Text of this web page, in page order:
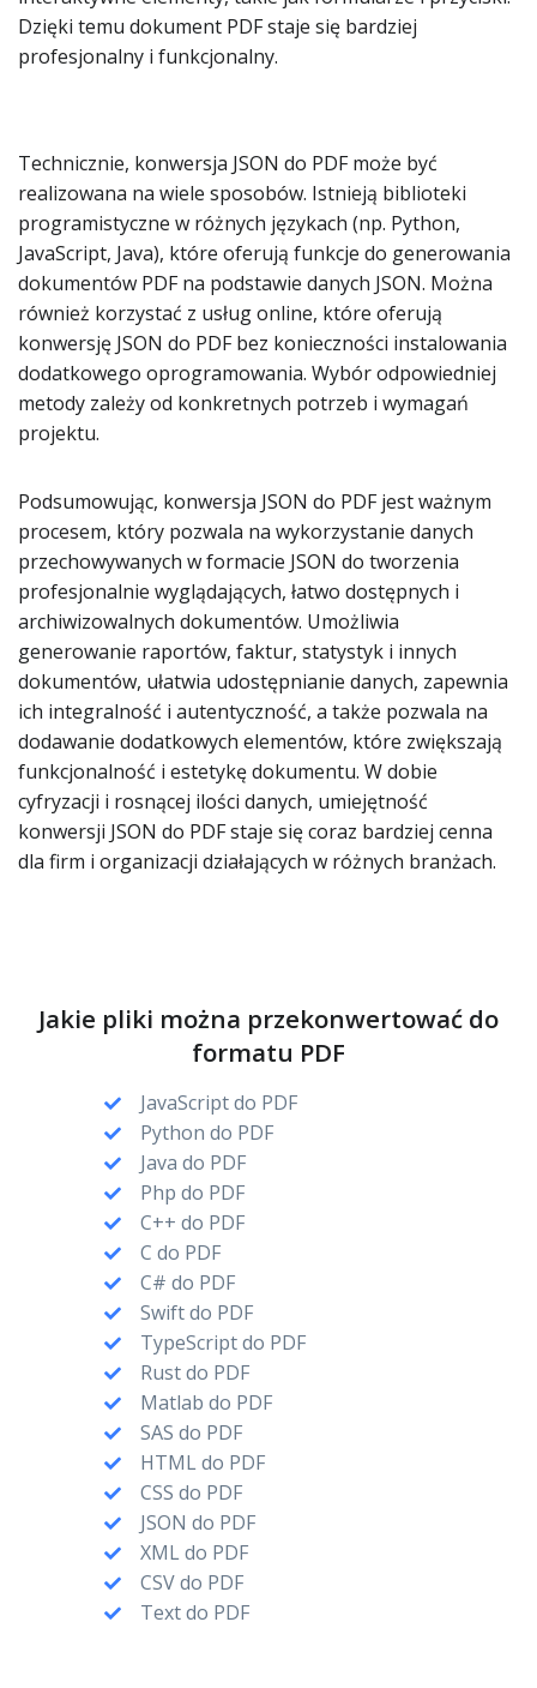
Dzięki temu dokument PDF staje się bardziej
profesjonalny i funkcjonalny.
Technicznie, konwersja JSON do PDF może być
realizowana na wiele sposobów. Istnieją biblioteki
programistyczne w różnych językach (np. Python,
JavaScript, Java), które oferują funkcje do generowania
dokumentów PDF na podstawie danych JSON. Można
również korzystać z usług online, które oferują
konwersję JSON do PDF bez konieczności instalowania
dodatkowego oprogramowania. Wybór odpowiedniej
metody zależy od konkretnych potrzeb i wymagań
projektu.
Podsumowując, konwersja JSON do PDF jest ważnym
procesem, który pozwala na wykorzystanie danych
przechowywanych w formacie JSON do tworzenia
profesjonalnie wyglądających, łatwo dostępnych i
archiwizowalnych dokumentów. Umożliwia
generowanie raportów, faktur, statystyk i innych
dokumentów, ułatwia udostępnianie danych, zapewnia
ich integralność i autentyczność, a także pozwala na
dodawanie dodatkowych elementów, które zwiększają
funkcjonalność i estetykę dokumentu. W dobie
cyfryzacji i rosnącej ilości danych, umiejętność
konwersji JSON do PDF staje się coraz bardziej cenna
dla firm i organizacji działających w różnych branżach.
Jakie pliki można przekonwertować do
formatu PDF
JavaScript do PDF
Python do PDF
Java do PDF
Php do PDF
C++ do PDF
C do PDF
C# do PDF
Swift do PDF
TypeScript do PDF
Rust do PDF
Matlab do PDF
SAS do PDF
HTML do PDF
CSS do PDF
JSON do PDF
XML do PDF
CSV do PDF
Text do PDF